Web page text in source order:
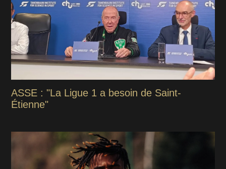
ASSE : "La Ligue 1 a besoin de Saint-
Étienne"